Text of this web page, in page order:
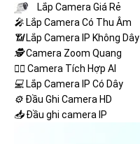
Lắp Camera Giá Rẻ
️🎤️ Lắp Camera Có Thu Âm
📶Lắp Camera IP Không Dây
🕵️Camera Zoom Quang
🧛‍♀️ Camera Tích Hợp AI
💻Lắp Camera IP Có Dây
⚙️Đầu Ghi Camera HD
📥Đầu ghi camera IP